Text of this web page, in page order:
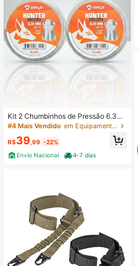
Kit 2 Chumbinhos de Pressão 6.35
mm Chakal Hunte-r 2 Estojos
#4 Mais Vendido em Equipamentos e acessórios de caça
R$39 ,99 -22%
Envio Nacional
4-7 dias